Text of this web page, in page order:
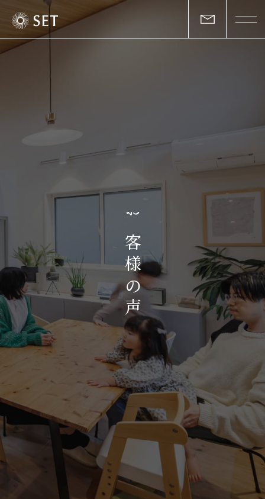
お
客
様
の
声
物件一覧
お客様の声
お知らせ・イベント
会社概要・アクセス
スタッフ紹介
プライバシーポリシー
賃貸管理サイトはこちら
会社に関することや物件についての